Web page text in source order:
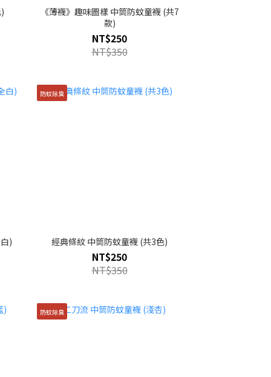
《薄襪》趣味圖樣 中筒防蚊童襪 (共7
款)
NT$250
NT$350
)
防蚊除臭
經典條紋 中筒防蚊童襪 (共3色)
NT$250
NT$350
防蚊除臭